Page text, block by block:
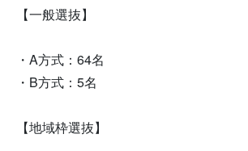
【一般選抜】
・A方式：64名
・B方式：5名
【地域枠選抜】